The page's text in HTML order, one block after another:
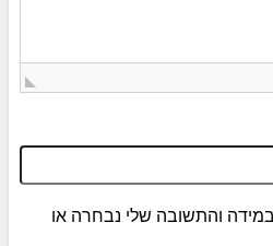
במידה והתשובה שלי נבחרה או